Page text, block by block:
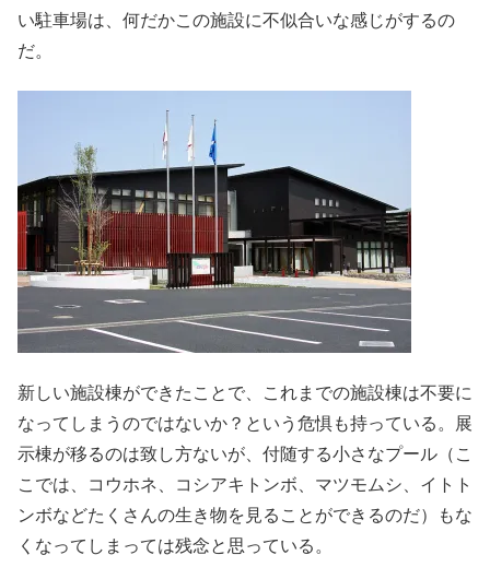
い駐車場は、何だかこの施設に不似合いな感じがするの
だ。
新しい施設棟ができたことで、これまでの施設棟は不要に
なってしまうのではないか？という危惧も持っている。展
示棟が移るのは致し方ないが、付随する小さなプール（こ
こでは、コウホネ、コシアキトンボ、マツモムシ、イトト
ンボなどたくさんの生き物を見ることができるのだ）もな
くなってしまっては残念と思っている。